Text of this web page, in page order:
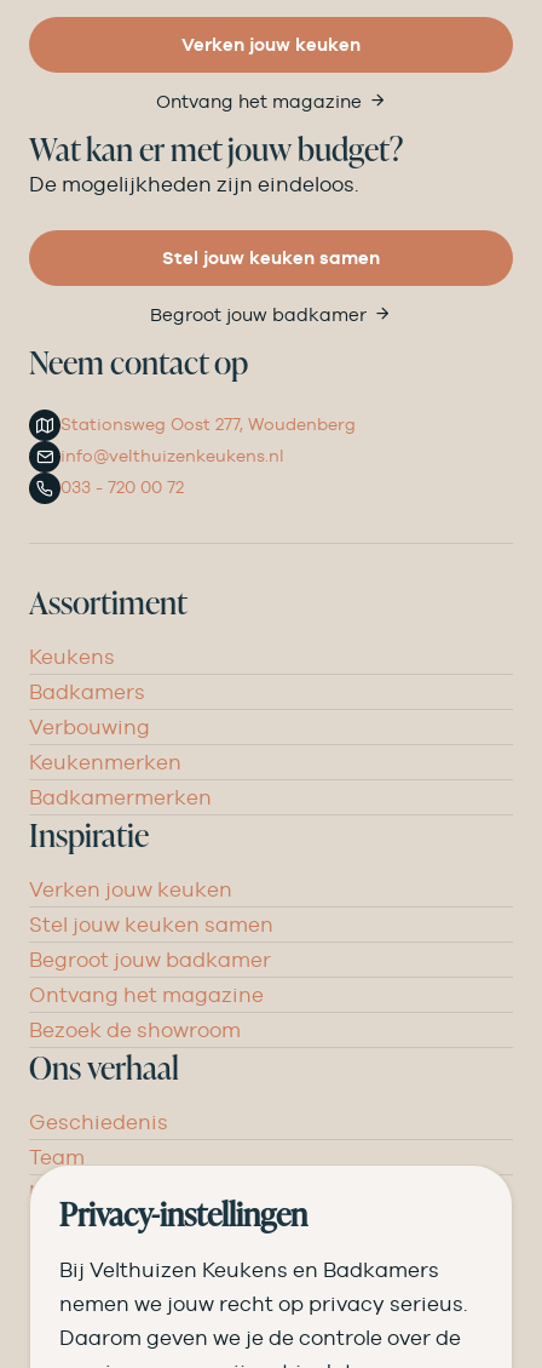
Verken jouw keuken
Ontvang het magazine
Wat kan er met jouw budget?
De mogelijkheden zijn eindeloos.
Stel jouw keuken samen
Begroot jouw badkamer
Neem contact op
Stationsweg Oost 277, Woudenberg
info@velthuizenkeukens.nl
033 - 720 00 72
Assortiment
Keukens
Badkamers
Verbouwing
Keukenmerken
Badkamermerken
Inspiratie
Verken jouw keuken
Stel jouw keuken samen
Begroot jouw badkamer
Ontvang het magazine
Bezoek de showroom
Ons verhaal
Geschiedenis
Team
Nieuws
Pluspunten
Vacatures ➑
Openingstijden
09.00 tot 17.30
Privacy-instellingen
Bij Velthuizen Keukens en Badkamers
nemen we jouw recht op privacy serieus.
Daarom geven we je de controle over de